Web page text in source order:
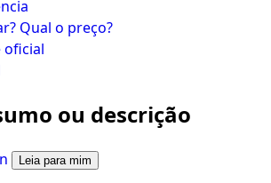
Qual o preço?
oficial
ou descrição
Leia para mim